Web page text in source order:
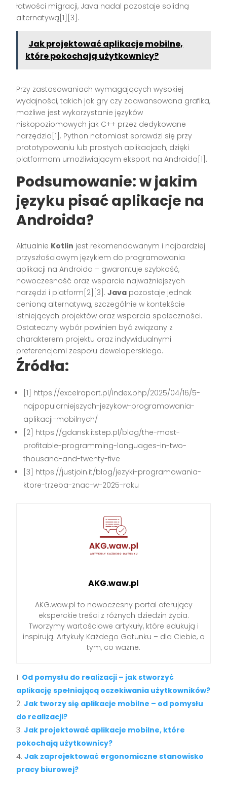
łatwości migracji, Java nadal pozostaje solidną
alternatywą[1][3].
Jak projektować aplikacje mobilne,
które pokochają użytkownicy?
Przy zastosowaniach wymagających wysokiej
wydajności, takich jak gry czy zaawansowana grafika,
możliwe jest wykorzystanie języków
niskopoziomowych jak C++ przez dedykowane
narzędzia[1]. Python natomiast sprawdzi się przy
prototypowaniu lub prostych aplikacjach, dzięki
platformom umożliwiającym eksport na Androida[1].
Podsumowanie: w jakim
języku pisać aplikacje na
Androida?
Aktualnie Kotlin jest rekomendowanym i najbardziej
przyszłościowym językiem do programowania
aplikacji na Androida – gwarantuje szybkość,
nowoczesność oraz wsparcie najważniejszych
narzędzi i platform[2][3].Java pozostaje jednak
cenioną alternatywą, szczególnie w kontekście
istniejących projektów oraz wsparcia społeczności.
Ostateczny wybór powinien być związany z
charakterem projektu oraz indywidualnymi
preferencjami zespołu deweloperskiego.
Źródła:
[1] https://excelraport.pl/index.php/2025/04/16/5-
najpopularniejszych-jezykow-programowania-
aplikacji-mobilnych/
[2] https://gdansk.itstep.pl/blog/the-most-
profitable-programming-languages-in-two-
thousand-and-twenty-five
[3] https://justjoin.it/blog/jezyki-programowania-
ktore-trzeba-znac-w-2025-roku
AKG.waw.pl
AKG.waw.pl to nowoczesny portal oferujący
eksperckie treści z różnych dziedzin życia.
Tworzymy wartościowe artykuły, które edukują i
inspirują. Artykuły Każdego Gatunku – dla Ciebie, o
tym, co ważne.
Od pomysłu do realizacji – jak stworzyć
aplikację spełniającą oczekiwania użytkowników?
Jak tworzy się aplikacje mobilne – od pomysłu
do realizacji?
Jak projektować aplikacje mobilne, które
pokochają użytkownicy?
Jak zaprojektować ergonomiczne stanowisko
pracy biurowej?